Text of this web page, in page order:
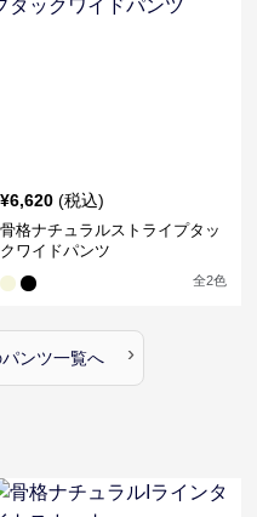
¥6,620 (税込)
骨格ナチュラルストライプタッ
クワイドパンツ
全2色
パンツ一覧へ ›